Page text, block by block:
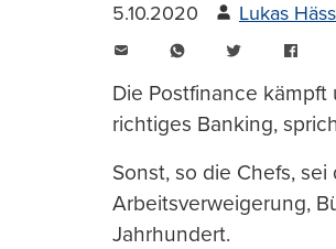
5.10.2020 Lukas
WhatsAppTwitter
Die Postfinance
richtiges Banking,
Sonst, so die Chefs,
Arbeitsverweigerung,
Jahrhundert.